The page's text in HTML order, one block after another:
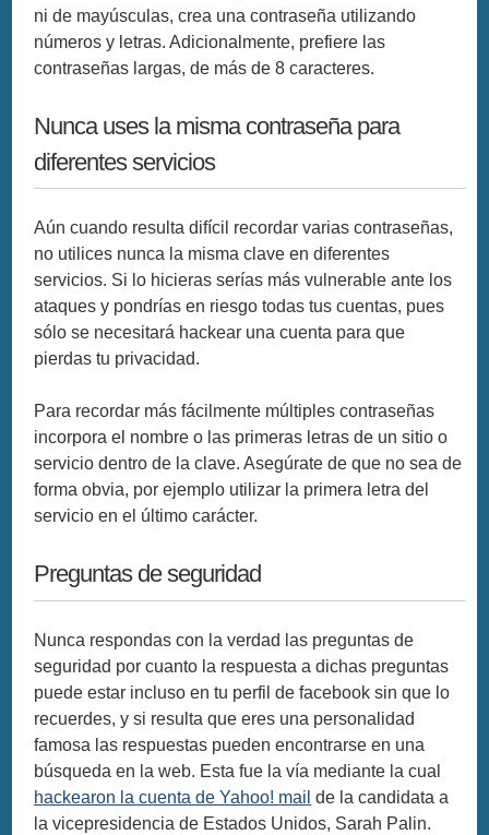
ni de mayúsculas, crea una contraseña utilizando
números y letras. Adicionalmente, prefiere las
contraseñas largas, de más de 8 caracteres.
Nunca uses la misma contraseña para
diferentes servicios
Aún cuando resulta difícil recordar varias contraseñas,
no utilices nunca la misma clave en diferentes
servicios. Si lo hicieras serías más vulnerable ante los
ataques y pondrías en riesgo todas tus cuentas, pues
sólo se necesitará hackear una cuenta para que
pierdas tu privacidad.
Para recordar más fácilmente múltiples contraseñas
incorpora el nombre o las primeras letras de un sitio o
servicio dentro de la clave. Asegúrate de que no sea de
forma obvia, por ejemplo utilizar la primera letra del
servicio en el último carácter.
Preguntas de seguridad
Nunca respondas con la verdad las preguntas de
seguridad por cuanto la respuesta a dichas preguntas
puede estar incluso en tu perfil de facebook sin que lo
recuerdes, y si resulta que eres una personalidad
famosa las respuestas pueden encontrarse en una
búsqueda en la web. Esta fue la vía mediante la cual
hackearon la cuenta de Yahoo! mail de la candidata a
la vicepresidencia de Estados Unidos, Sarah Palin.